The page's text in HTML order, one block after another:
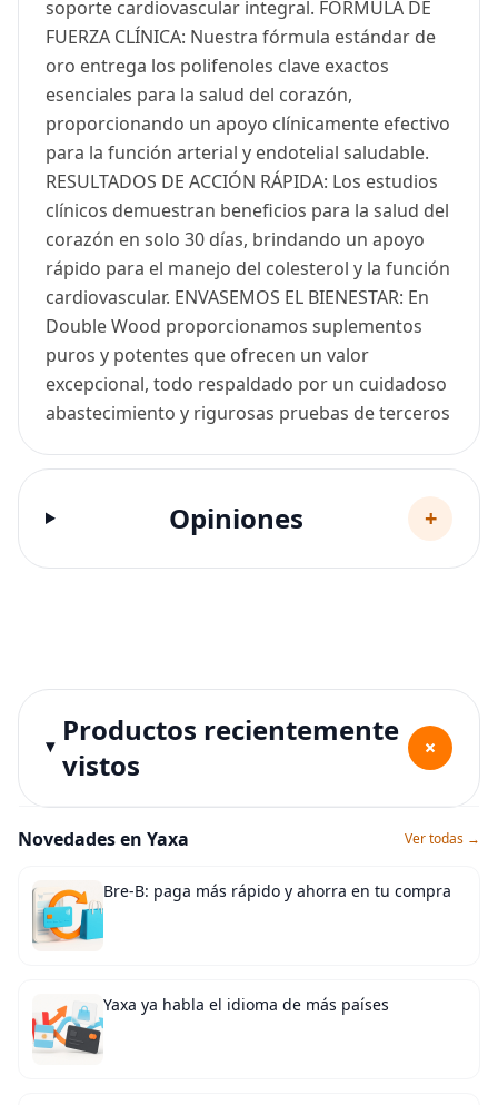
soporte cardiovascular integral. FÓRMULA DE
FUERZA CLÍNICA: Nuestra fórmula estándar de
oro entrega los polifenoles clave exactos
esenciales para la salud del corazón,
proporcionando un apoyo clínicamente efectivo
para la función arterial y endotelial saludable.
RESULTADOS DE ACCIÓN RÁPIDA: Los estudios
clínicos demuestran beneficios para la salud del
corazón en solo 30 días, brindando un apoyo
rápido para el manejo del colesterol y la función
cardiovascular. ENVASEMOS EL BIENESTAR: En
Double Wood proporcionamos suplementos
puros y potentes que ofrecen un valor
excepcional, todo respaldado por un cuidadoso
abastecimiento y rigurosas pruebas de terceros
Opiniones +
Productos recientemente
vistos
+
Novedades en Yaxa Ver todas →
Bre-B: paga más rápido y ahorra en tu compra
Yaxa ya habla el idioma de más países